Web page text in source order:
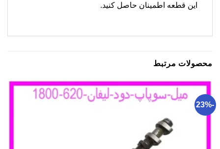
این قطعه اطمینان حاصل کنید.
محصولات مرتبط
-23%